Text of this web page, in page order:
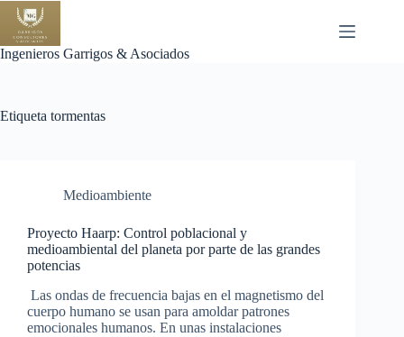
Saltar
contenido
Ingenieros Garrigos & Asociados
Etiqueta tormentas
Medioambiente
Proyecto Haarp: Control poblacional y
medioambiental del planeta por parte de las grandes
potencias
Las ondas de frecuencia bajas en el magnetismo del
cuerpo humano se usan para amoldar patrones
emocionales humanos. En unas instalaciones